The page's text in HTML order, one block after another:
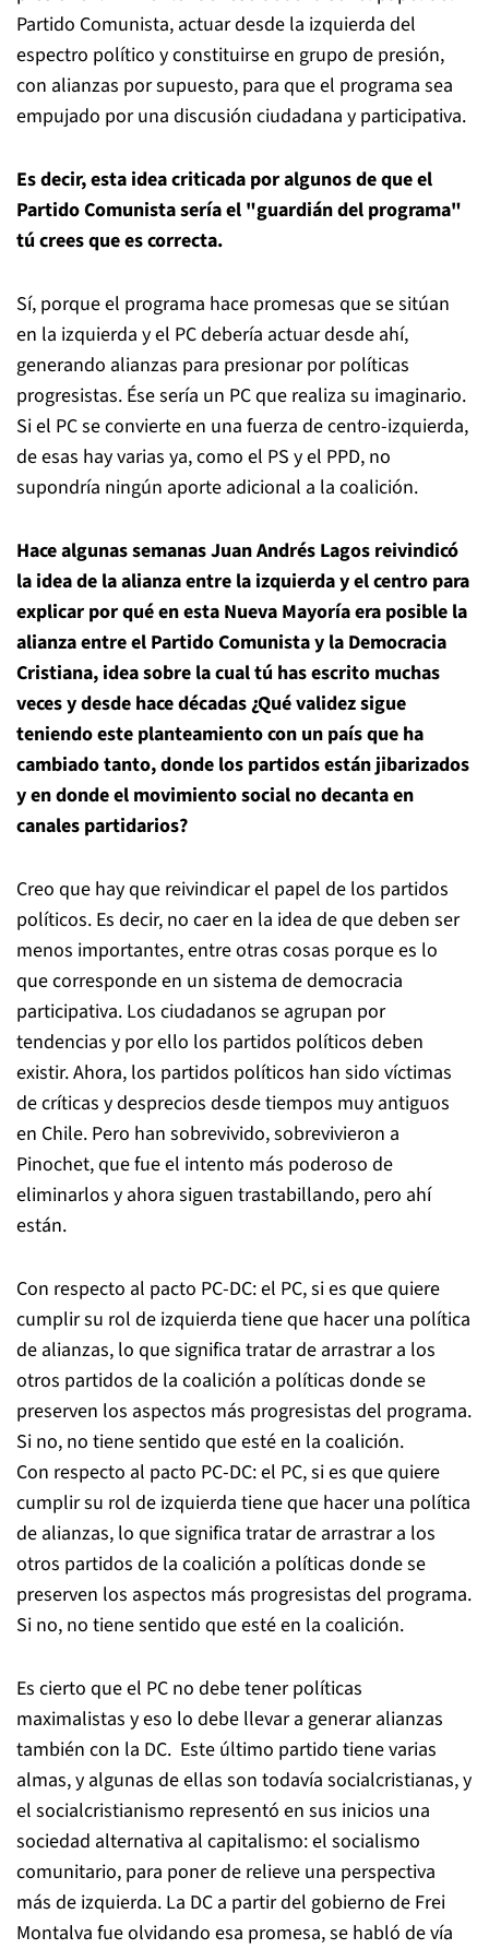
Partido Comunista, actuar desde la izquierda del
espectro político y constituirse en grupo de presión,
con alianzas por supuesto, para que el programa sea
empujado por una discusión ciudadana y participativa.
Es decir, esta idea criticada por algunos de que el
Partido Comunista sería el "guardián del programa"
tú crees que es correcta.
Sí, porque el programa hace promesas que se sitúan
en la izquierda y el PC debería actuar desde ahí,
generando alianzas para presionar por políticas
progresistas. Ése sería un PC que realiza su imaginario.
Si el PC se convierte en una fuerza de centro-izquierda,
de esas hay varias ya, como el PS y el PPD, no
supondría ningún aporte adicional a la coalición.
Hace algunas semanas Juan Andrés Lagos reivindicó
la idea de la alianza entre la izquierda y el centro para
explicar por qué en esta Nueva Mayoría era posible la
alianza entre el Partido Comunista y la Democracia
Cristiana, idea sobre la cual tú has escrito muchas
veces y desde hace décadas ¿Qué validez sigue
teniendo este planteamiento con un país que ha
cambiado tanto, donde los partidos están jibarizados
y en donde el movimiento social no decanta en
canales partidarios?
Creo que hay que reivindicar el papel de los partidos
políticos. Es decir, no caer en la idea de que deben ser
menos importantes, entre otras cosas porque es lo
que corresponde en un sistema de democracia
participativa. Los ciudadanos se agrupan por
tendencias y por ello los partidos políticos deben
existir. Ahora, los partidos políticos han sido víctimas
de críticas y desprecios desde tiempos muy antiguos
en Chile. Pero han sobrevivido, sobrevivieron a
Pinochet, que fue el intento más poderoso de
eliminarlos y ahora siguen trastabillando, pero ahí
están.
Con respecto al pacto PC-DC: el PC, si es que quiere
cumplir su rol de izquierda tiene que hacer una política
de alianzas, lo que significa tratar de arrastrar a los
otros partidos de la coalición a políticas donde se
preserven los aspectos más progresistas del programa.
Si no, no tiene sentido que esté en la coalición.
Con respecto al pacto PC-DC: el PC, si es que quiere
cumplir su rol de izquierda tiene que hacer una política
de alianzas, lo que significa tratar de arrastrar a los
otros partidos de la coalición a políticas donde se
preserven los aspectos más progresistas del programa.
Si no, no tiene sentido que esté en la coalición.
Es cierto que el PC no debe tener políticas
maximalistas y eso lo debe llevar a generar alianzas
también con la DC. Este último partido tiene varias
almas, y algunas de ellas son todavía socialcristianas, y
el socialcristianismo representó en sus inicios una
sociedad alternativa al capitalismo: el socialismo
comunitario, para poner de relieve una perspectiva
más de izquierda. La DC a partir del gobierno de Frei
Montalva fue olvidando esa promesa, se habló de vía